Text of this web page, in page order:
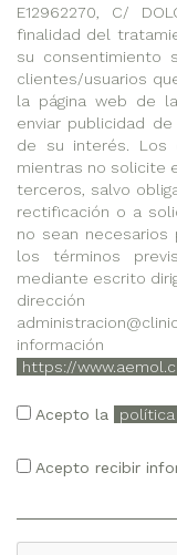
E12962270, C/
finalidad del
su consentimiento
clientes/usuarios
la página web de
enviar publicidad
de su interés. Los
mientras no solicite
terceros, salvo
rectificación o a
no sean
los términos
mediante escrito
https://
Acepto la
Acepto recibir